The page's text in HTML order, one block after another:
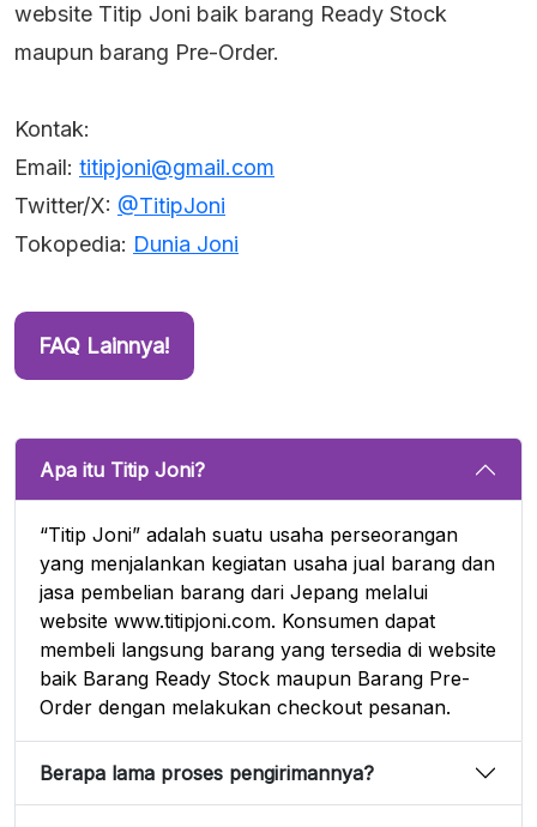
website Titip Joni baik barang Ready Stock
maupun barang Pre-Order.
Kontak:
Email: titipjoni@gmail.com
Twitter/X: @TitipJoni
Tokopedia: Dunia Joni
FAQ Lainnya!
Apa itu Titip Joni?
“Titip Joni” adalah suatu usaha perseorangan
yang menjalankan kegiatan usaha jual barang dan
jasa pembelian barang dari Jepang melalui
website www.titipjoni.com. Konsumen dapat
membeli langsung barang yang tersedia di website
baik Barang Ready Stock maupun Barang Pre-
Order dengan melakukan checkout pesanan.
Berapa lama proses pengirimannya?